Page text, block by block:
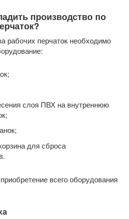
производство по
рабочих перчаток необходимо
слоя ПВХ на внутреннюю
для сброса
всего оборудования